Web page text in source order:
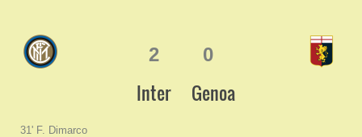
2
Inter
31' F. Dimarco
0
Genoa